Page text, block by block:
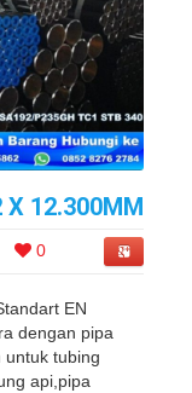
X 12.300MM
0
EN
dengan pipa
untuk tubing
api,pipa